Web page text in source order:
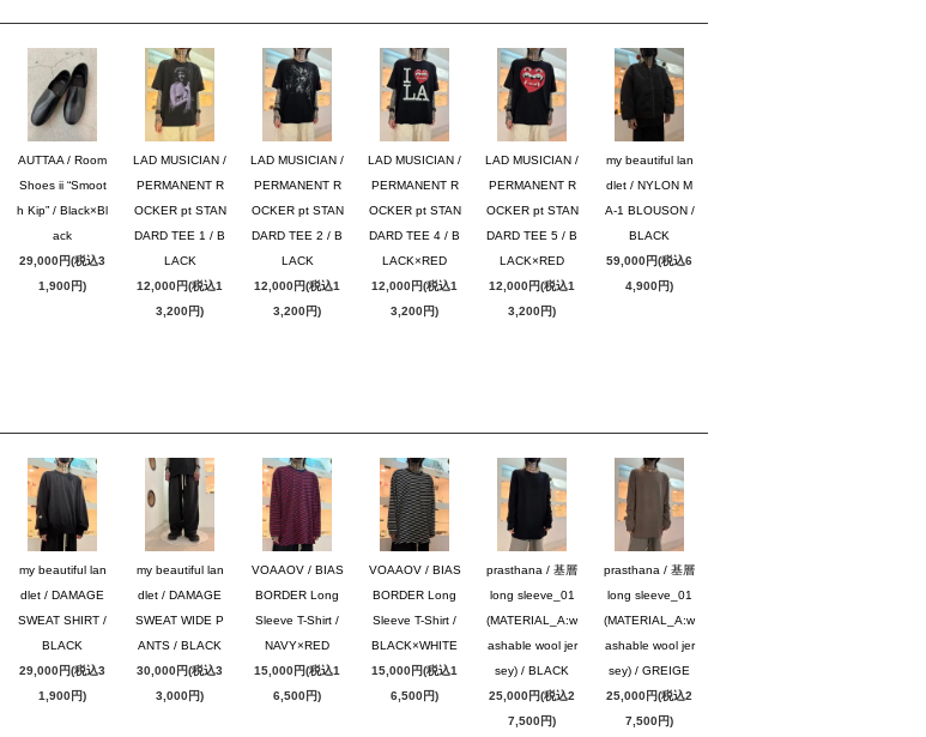
AUTTAA / Room
Shoes ii “Smoot
h Kip” / Black×Bl
ack
29,000円(税込3
1,900円)
LAD MUSICIAN /
PERMANENT R
OCKER pt STAN
DARD TEE 1 / B
LACK
12,000円(税込1
3,200円)
LAD MUSICIAN /
PERMANENT R
OCKER pt STAN
DARD TEE 2 / B
LACK
12,000円(税込1
3,200円)
LAD MUSICIAN /
PERMANENT R
OCKER pt STAN
DARD TEE 4 / B
LACK×RED
12,000円(税込1
3,200円)
LAD MUSICIAN /
PERMANENT R
OCKER pt STAN
DARD TEE 5 / B
LACK×RED
12,000円(税込1
3,200円)
my beautiful lan
dlet / NYLON M
A-1 BLOUSON /
BLACK
59,000円(税込6
4,900円)
my beautiful lan
dlet / DAMAGE
SWEAT SHIRT /
BLACK
29,000円(税込3
1,900円)
my beautiful lan
dlet / DAMAGE
SWEAT WIDE P
ANTS / BLACK
30,000円(税込3
3,000円)
VOAAOV / BIAS
BORDER Long
Sleeve T-Shirt /
NAVY×RED
15,000円(税込1
6,500円)
VOAAOV / BIAS
BORDER Long
Sleeve T-Shirt /
BLACK×WHITE
15,000円(税込1
6,500円)
prasthana / 基層
long sleeve_01
(MATERIAL_A:w
ashable wool jer
sey) / BLACK
25,000円(税込2
7,500円)
prasthana / 基層
long sleeve_01
(MATERIAL_A:w
ashable wool jer
sey) / GREIGE
25,000円(税込2
7,500円)